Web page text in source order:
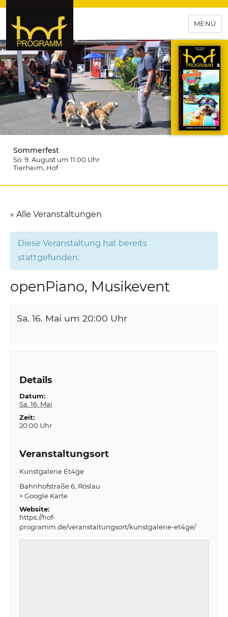
hof-programm – das
Veranstaltungsportal für
Hochfranken
MENÜ
Sommerfest
So. 9. August um 11:00 Uhr
Tierheim , Hof
« Alle Veranstaltungen
Diese Veranstaltung hat bereits
stattgefunden.
openPiano, Musikevent
Sa. 16. Mai um 20:00 Uhr
Details
Datum:
Sa. 16. Mai
Zeit:
20:00 Uhr
Veranstaltungsort
Kunstgalerie Et4ge
Bahnhofstraße 6 Röslau
+ Google Karte
Website:
https://hof-
programm.de/veranstaltungsort/kunstgalerie-et4ge/